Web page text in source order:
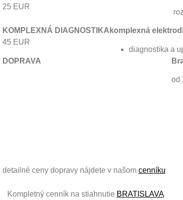
25 EUR
KOMPLEXNÁ DIAGNOSTIKA
45 EUR
komplexná
diagnostika a
DOPRAVA
od
detailné ceny dopravy nájdete v našom cenníku
Kompletný cenník na stiahnutie BRATISLAVA